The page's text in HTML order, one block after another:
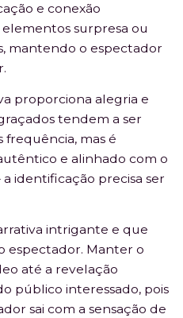
e conexão
surpresa ou
mantendo o espectador
proporciona alegria e
tendem a ser
mas é
e alinhado com o
identificação precisa ser
intrigante e que
espectador. Manter o
até a revelação
público interessado, pois
sai com a sensação de